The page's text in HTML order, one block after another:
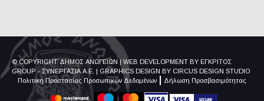
© COPYRIGHT ΔΗΜΟΣ ΑΝΩΓΕΙΩΝ | WEB DEVELOPMENT BY ΕΓΚΡΙΤΟΣ
GROUP - ΣΥΝΕΡΓΑΣΙΑ Α.Ε. | GRAPHICS DESIGN BY CIRCUS DESIGN STUDIO
Πολιτική Προστασίας Προσωπικών Δεδομένων
Δήλωση Προσβασιμότητας